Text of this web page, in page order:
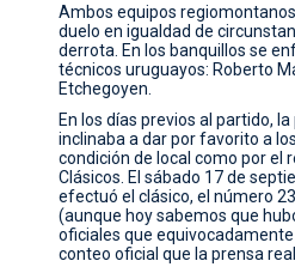
Ambos equipos
duelo en igualdad de
derrota. En los banquillos se
técnicos uruguayos: Roberto
Etchegoyen.
En los días previos al partido,
inclinaba a dar por favorito a
condición de local como por el
Clásicos. El sábado 17 de
efectuó el clásico, el número
(aunque hoy sabemos que
oficiales que
conteo oficial que la prensa